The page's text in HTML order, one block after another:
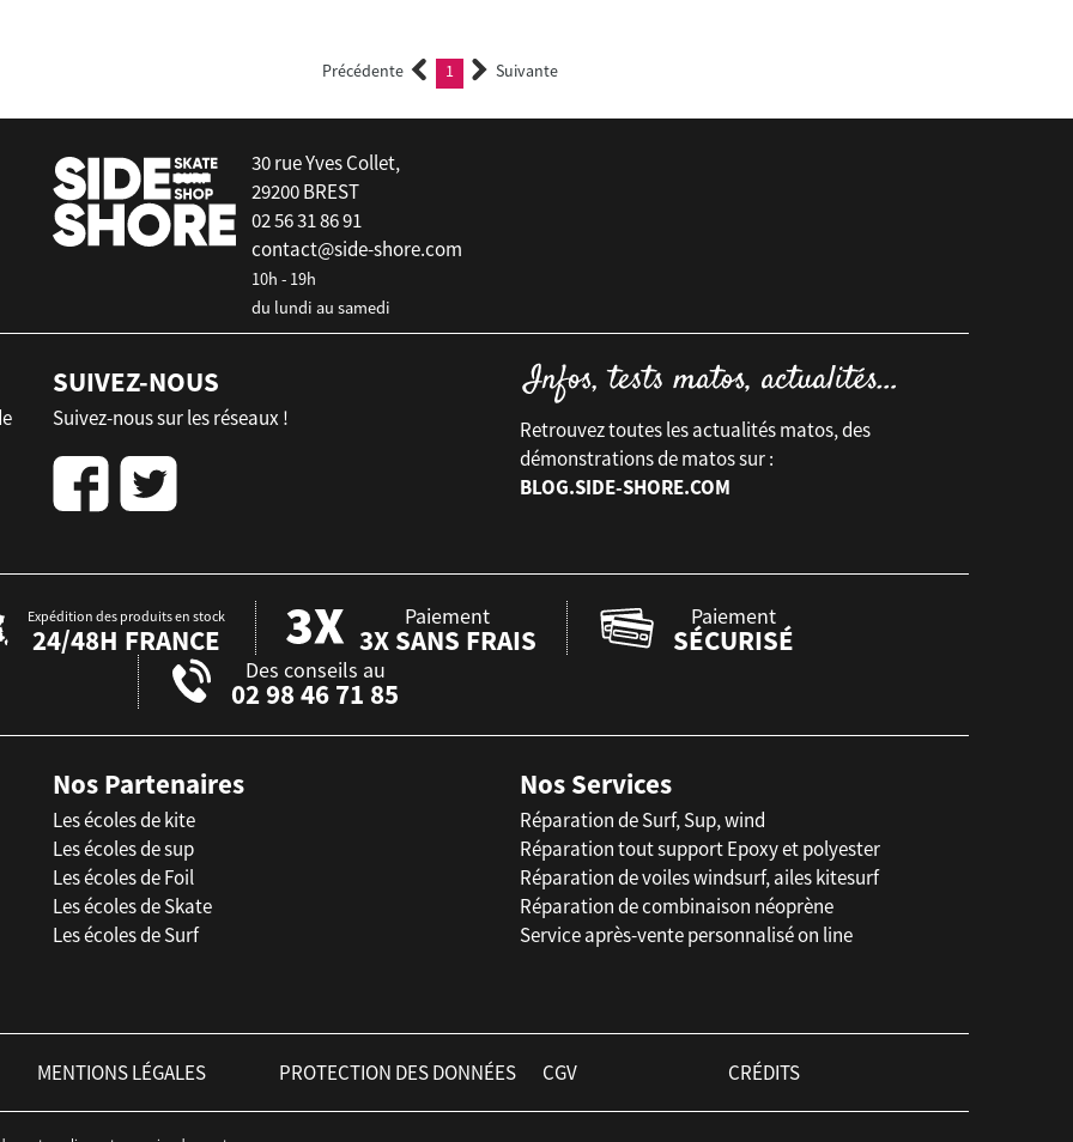
Précédente 1 (current)Suivante
30 rue Yves Collet,
29200 BREST
02 56 31 86 91
contact@side-shore.com
10h - 19h
du lundi au samedi
SUIVEZ-NOUS
Suivez-nous sur les réseaux !
Retrouvez toutes les actualités matos, des
démonstrations de matos sur :
BLOG.SIDE-SHORE.COM
Expédition des produits en stock
24/48H FRANCE
Paiement
3X SANS FRAIS
Paiement
SÉCURISÉ
Des conseils au
02 98 46 71 85
Nos Partenaires
Les écoles de kite
Les écoles de sup
Les écoles de Foil
Les écoles de Skate
Les écoles de Surf
Nos Services
Réparation de Surf, Sup, wind
Réparation tout support Epoxy et polyester
Réparation de voiles windsurf, ailes kitesurf
Réparation de combinaison néoprène
Service après-vente personnalisé on line
MENTIONS LÉGALES PROTECTION DES DONNÉES CGV CRÉDITS